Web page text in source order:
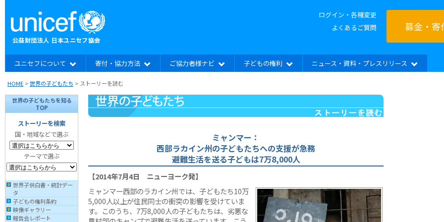
ログイン・各種変更
よくあるご質問
募金・寄
ユニセフについて 寄付・協力方法 ご協力者様ナビ 子どもの権利 ニュース・資料・プレスリリース
HOME >世界の子どもたち > ストーリーを読む
世界の子どもたちを知る
TOP
ストーリーを検索
国・地域などで選ぶ
テーマで選ぶ
世界子供白書・統計デー
タ
子どもの権利条約
映像ギャラリー
報告会レポート
ミャンマー：
西部ラカイン州の子どもたちへの支援が急務
避難生活を送る子どもは7万8,000人
【2014年7月4日 ニューヨーク発】
ミャンマー西部のラカイン州では、子どもたち10万
5,000人以上が住民同士の衝突の影響を受けていま
す。このうち、7万8,000人の子どもたちは、劣悪な